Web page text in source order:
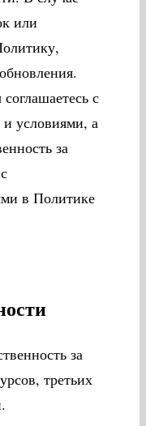
или
с
условиями, а
за
в Политике
за
третьих